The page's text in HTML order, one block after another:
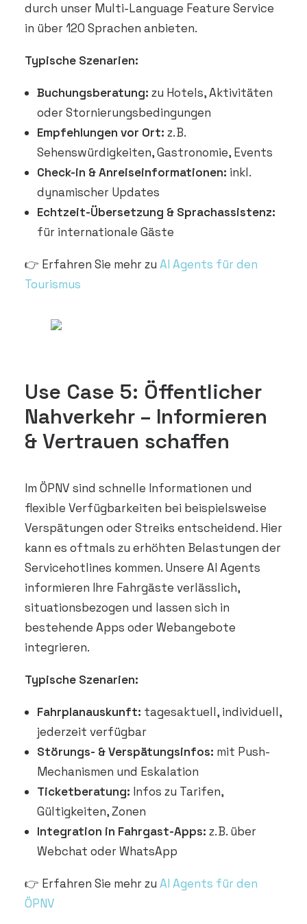
durch unser Multi-Language Feature Service
in über 120 Sprachen anbieten.
Typische Szenarien:
Buchungsberatung: zu Hotels, Aktivitäten
oder Stornierungsbedingungen
Empfehlungen vor Ort: z. B.
Sehenswürdigkeiten, Gastronomie, Events
Check-in & Anreiseinformationen: inkl.
dynamischer Updates
Echtzeit-Übersetzung & Sprachassistenz:
für internationale Gäste
👉 Erfahren Sie mehr zu AI Agents für den
Tourismus
Use Case 5: Öffentlicher
Nahverkehr – Informieren
& Vertrauen schaffen
Im ÖPNV sind schnelle Informationen und
flexible Verfügbarkeiten bei beispielsweise
Verspätungen oder Streiks entscheidend. Hier
kann es oftmals zu erhöhten Belastungen der
Servicehotlines kommen. Unsere AI Agents
informieren Ihre Fahrgäste verlässlich,
situationsbezogen und lassen sich in
bestehende Apps oder Webangebote
integrieren.
Typische Szenarien:
Fahrplanauskunft: tagesaktuell, individuell,
jederzeit verfügbar
Störungs- & Verspätungsinfos: mit Push-
Mechanismen und Eskalation
Ticketberatung: Infos zu Tarifen,
Gültigkeiten, Zonen
Integration in Fahrgast-Apps: z. B. über
Webchat oder WhatsApp
👉 Erfahren Sie mehr zu AI Agents für den
ÖPNV